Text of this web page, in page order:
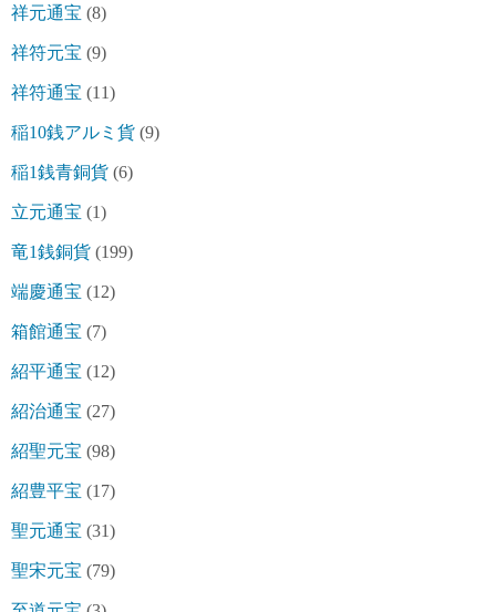
祥元通宝 (8)
祥符元宝 (9)
祥符通宝 (11)
稲10銭アルミ貨 (9)
稲1銭青銅貨 (6)
立元通宝 (1)
竜1銭銅貨 (199)
端慶通宝 (12)
箱館通宝 (7)
紹平通宝 (12)
紹治通宝 (27)
紹聖元宝 (98)
紹豊平宝 (17)
聖元通宝 (31)
聖宋元宝 (79)